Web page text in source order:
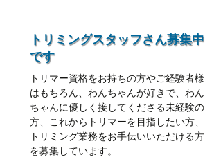
トリミングスタッフさん募集中
です
トリマー資格をお持ちの方やご経験者様
はもちろん、わんちゃんが好きで、わん
ちゃんに優しく接してくださる未経験の
方、これからトリマーを目指したい方、
トリミング業務をお手伝いいただける方
を募集しています。